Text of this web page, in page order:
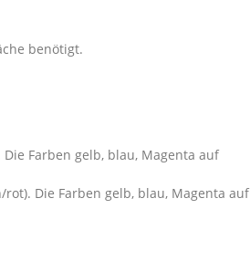
benötigt.
Farben gelb, blau, Magenta auf
Die Farben gelb, blau, Magenta auf